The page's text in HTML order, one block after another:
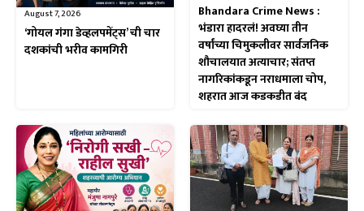
August 7, 2026
‘गोयल गंगा डेव्हलपमेंट्स’ ची चार
दशकांची भरीव कामगिरी
Bhandara Crime News :
भंडारा हादरलं! अवघ्या तीन
वर्षांच्या चिमुकलीवर सार्वजनिक
शौचालयात अत्याचार; संतप्त
नागरिकांकडून नराधमाला चोप,
शहरात आज कडकडीत बंद